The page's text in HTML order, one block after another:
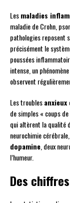
Lesmaladies
maladie de Crohn,
pathologies reposent
précisément le
poussées
intense, un
observent
Les troubles
de simples « coups
qui altèrent la qualité
neurochimie
dopamine , deux
l’humeur.
Des